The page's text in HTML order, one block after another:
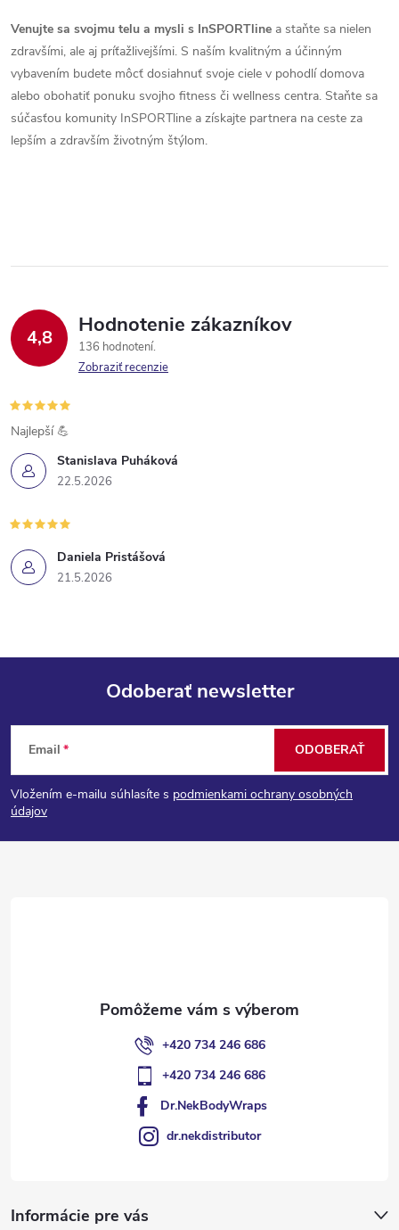
k
y
v
ý
s
Venujte sa svojmu telu a mysli s InSPORTline a staňte sa nielen
zdravšími, ale aj príťažlivejšími. S naším kvalitným a účinným
vybavením budete môcť dosiahnuť svoje ciele v pohodlí domova
alebo obohatiť ponuku svojho fitness či wellness centra. Staňte sa
súčasťou komunity InSPORTline a získajte partnera na ceste za
lepším a zdravším životným štýlom.
4,8 Hodnotenie zákazníkov
136 hodnotení
Zobraziť recenzie
Stanislava Puháková
22.5.2026
Najlepší 💪
Daniela Pristášová
21.5.2026
Z
á
p
Odoberať newsletter
Email
Vložením e-mailu súhlasíte s podmienkami ochrany osobných
údajov
ODOBERAŤ
+420 734 246 686
+420 734 246 686
Dr.NekBodyWraps
dr.nekdistributor
Informácie pre vás